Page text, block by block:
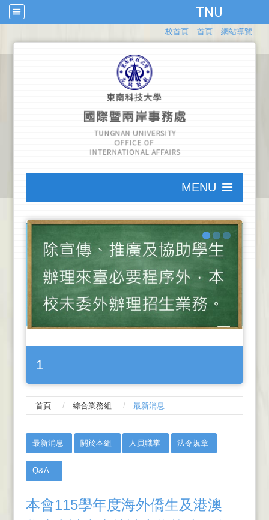
TNU
校首頁 首頁 網站導覽
MENU
1
首頁 綜合業務組 最新消息
最新消息 關於本組 人員職掌 法令規章
Q&A
本會115學年度海外僑生及港澳